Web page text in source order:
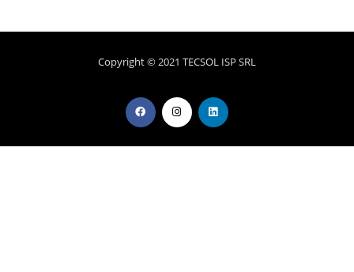
Copyright © 2021 TECSOL ISP SRL